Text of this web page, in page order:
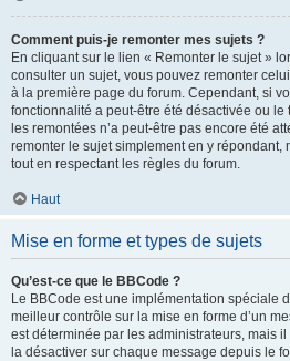
Comment puis-je remonter mes sujets ?
En cliquant sur le lien « Remonter le sujet »
consulter un sujet, vous pouvez remonter
à la première page du forum. Cependant, si
fonctionnalité a peut-être été désactivée ou le
les remontées n’a peut-être pas encore été
remonter le sujet simplement en y répondant,
tout en respectant les règles du forum.
Haut
Mise en forme et types de sujets
Qu’est-ce que le BBCode ?
Le BBCode est une implémentation spéciale
meilleur contrôle sur la mise en forme d’un
est déterminée par les administrateurs, mais
la désactiver sur chaque message depuis le